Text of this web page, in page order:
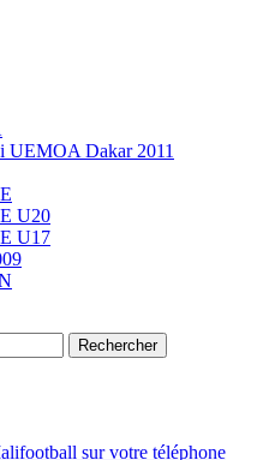
UEMOA Dakar 2011
U20
U17
sur votre téléphone